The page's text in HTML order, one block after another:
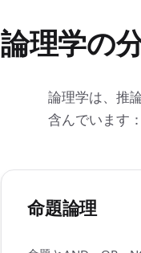
論理学の
論理学は、推
含んでいます：
命題論理